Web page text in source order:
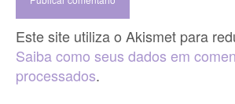
Este site utiliza o Akismet para
Saiba como seus dados em
processados.